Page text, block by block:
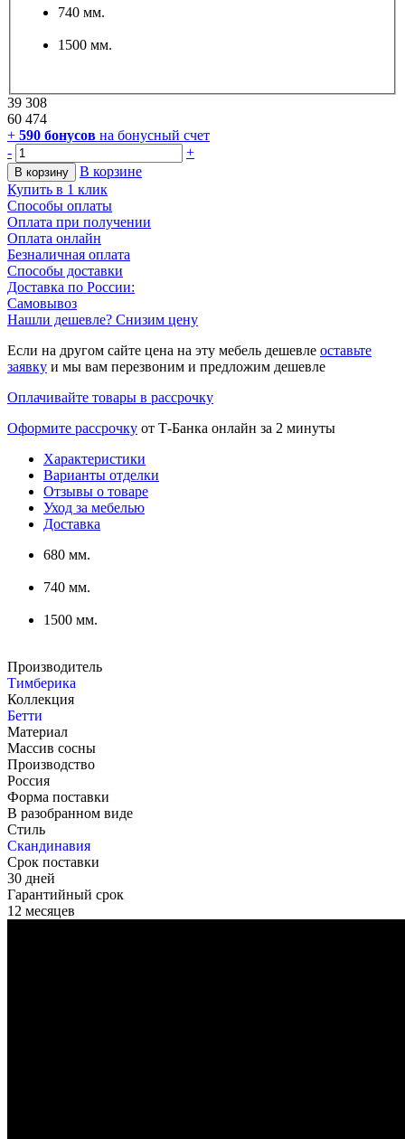
740 мм.
1500 мм.
39 308
60 474
+ 590 бонусов на бонусный счет
-
+
В корзину
В корзине
Купить в 1 клик
Способы оплаты
Оплата при получении
Оплата онлайн
Безналичная оплата
Способы доставки
Доставка по России:
Самовывоз
Нашли дешевле? Снизим цену
Если на другом сайте цена на эту мебель дешевле оставьте
заявку и мы вам перезвоним и предложим дешевле
Оплачивайте товары в рассрочку
Оформите рассрочку от Т-Банка онлайн за 2 минуты
Характеристики
Варианты отделки
Отзывы о товаре
Уход за мебелью
Доставка
680 мм.
740 мм.
1500 мм.
Производитель
Тимберика
Коллекция
Бетти
Материал
Массив сосны
Производство
Россия
Форма поставки
В разобранном виде
Стиль
Скандинавия
Срок поставки
30 дней
Гарантийный срок
12 месяцев